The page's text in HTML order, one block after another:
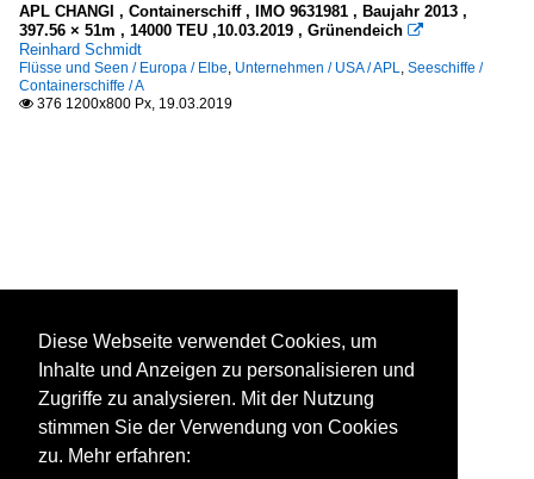
APL CHANGI , Containerschiff , IMO 9631981 , Baujahr 2013 ,
397.56 × 51m , 14000 TEU ,10.03.2019 , Grünendeich 
Reinhard Schmidt
Flüsse und Seen / Europa / Elbe, Unternehmen / USA / APL, Seeschiffe /
Containerschiffe / A
 376 1200x800 Px, 19.03.2019
Diese Webseite verwendet Cookies, um
Inhalte und Anzeigen zu personalisieren und
Zugriffe zu analysieren. Mit der Nutzung
stimmen Sie der Verwendung von Cookies
zu. Mehr erfahren: